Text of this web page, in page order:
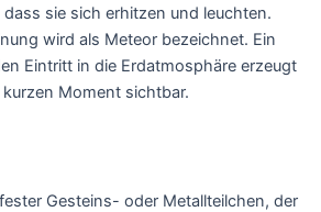
sie sich erhitzen und leuchten.
wird als Meteor bezeichnet. Ein
Eintritt in die Erdatmosphäre erzeugt
Moment sichtbar.
Gesteins- oder Metallteilchen, der